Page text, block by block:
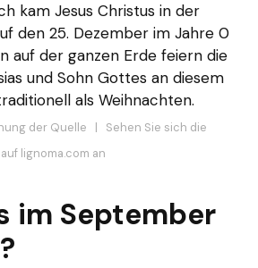
kam Jesus Christus in der
den 25. Dezember im Jahre 0
auf der ganzen Erde feiern die
und Sohn Gottes an diesem
als Weihnachten.
der Quelle | Sehen Sie sich die
lignoma.com an
im September